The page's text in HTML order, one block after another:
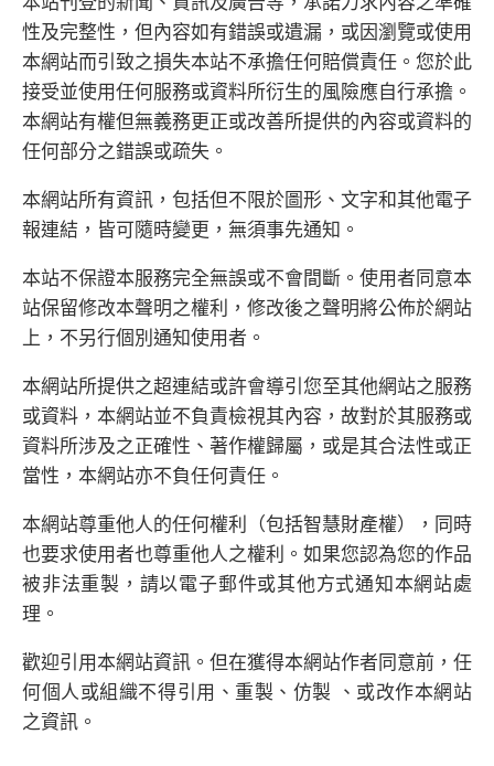
性及完整性，但內容如有錯誤或遺漏，或因瀏覽或使用
本網站而引致之損失本站不承擔任何賠償責任。您於此
接受並使用任何服務或資料所衍生的風險應自行承擔。
本網站有權但無義務更正或改善所提供的內容或資料的
任何部分之錯誤或疏失。
本網站所有資訊，包括但不限於圖形、文字和其他電子
報連結，皆可隨時變更，無須事先通知。
本站不保證本服務完全無誤或不會間斷。使用者同意本
站保留修改本聲明之權利，修改後之聲明將公佈於網站
上，不另行個別通知使用者。
本網站所提供之超連結或許會導引您至其他網站之服務
或資料，本網站並不負責檢視其內容，故對於其服務或
資料所涉及之正確性、著作權歸屬，或是其合法性或正
當性，本網站亦不負任何責任。
本網站尊重他人的任何權利（包括智慧財產權），同時
也要求使用者也尊重他人之權利。如果您認為您的作品
被非法重製，請以電子郵件或其他方式通知本網站處
理。
歡迎引用本網站資訊。但在獲得本網站作者同意前，任
何個人或組織不得引用、重製、仿製 、或改作本網站
之資訊。